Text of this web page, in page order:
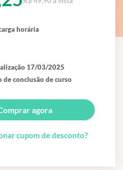
horária
17/03/2025
de conclusão de curso
agora
cupom de desconto?